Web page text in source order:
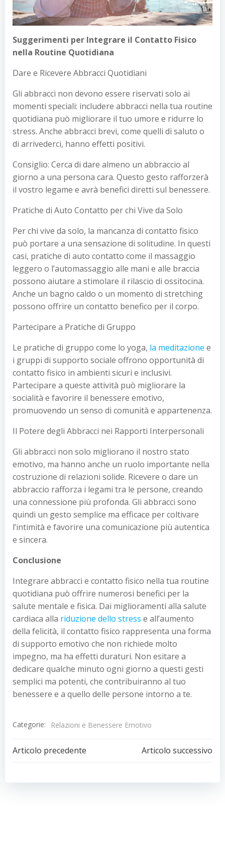
Suggerimenti per Integrare il Contatto Fisico
nella Routine Quotidiana
Dare e Ricevere Abbracci Quotidiani
Gli abbracci non devono essere riservati solo ai
momenti speciali: includere abbracci nella tua routine
quotidiana può migliorare il tuo umore e ridurre lo
stress. Anche abbracci brevi, come quelli di saluto o
di arrivederci, hanno effetti positivi.
Consiglio: Cerca di dare almeno un abbraccio al
giorno a una persona cara. Questo gesto rafforzerà
il vostro legame e avrà benefici diretti sul benessere.
Pratiche di Auto Contatto per chi Vive da Solo
Per chi vive da solo, la mancanza di contatto fisico
può portare a una sensazione di solitudine. In questi
casi, pratiche di auto contatto come il massaggio
leggero o l’automassaggio alle mani e alle braccia
possono aiutare a stimolare il rilascio di ossitocina.
Anche un bagno caldo o un momento di stretching
possono offrire un contatto benefico per il corpo.
Partecipare a Pratiche di Gruppo
Le pratiche di gruppo come lo yoga, la meditazione e
i gruppi di supporto sociale offrono opportunità di
contatto fisico in ambienti sicuri e inclusivi.
Partecipare a queste attività può migliorare la
socialità e favorire il benessere emotivo,
promuovendo un senso di comunità e appartenenza.
Il Potere degli Abbracci nei Rapporti Interpersonali
Gli abbracci non solo migliorano il nostro stato
emotivo, ma hanno anche un ruolo importante nella
costruzione di relazioni solide. Ricevere o dare un
abbraccio rafforza i legami tra le persone, creando
una connessione più profonda. Gli abbracci sono
quindi un gesto semplice ma efficace per coltivare
l’intimità e favorire una comunicazione più autentica
e sincera.
Conclusione
Integrare abbracci e contatto fisico nella tua routine
quotidiana può offrire numerosi benefici per la
salute mentale e fisica. Dai miglioramenti alla salute
cardiaca alla riduzione dello stress e all’aumento
della felicità, il contatto fisico rappresenta una forma
di supporto emotivo che non richiede molto
impegno, ma ha effetti duraturi. Non esitare a
dedicare qualche minuto ogni giorno a questi gesti
semplici ma potenti, che contribuiranno al tuo
benessere e a quello delle persone intorno a te.
Categorie: Relazioni e Benessere Emotivo
Navigazione
articoli
Articolo precedente
Navigazione
articoli
Articolo successivo